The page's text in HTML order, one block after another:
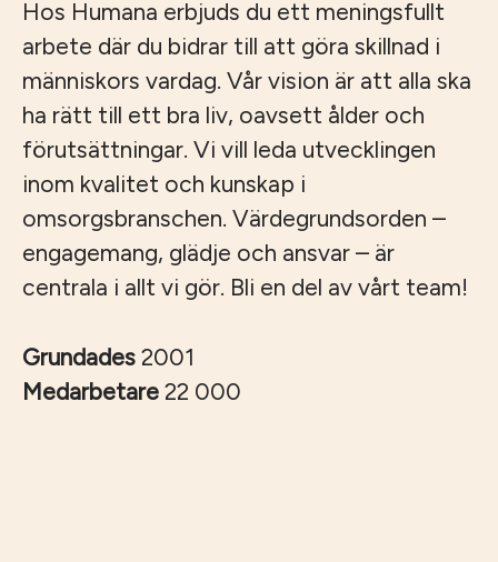
Hos Humana erbjuds du ett meningsfullt
arbete där du bidrar till att göra skillnad i
människors vardag. Vår vision är att alla ska
ha rätt till ett bra liv, oavsett ålder och
förutsättningar. Vi vill leda utvecklingen
inom kvalitet och kunskap i
omsorgsbranschen. Värdegrundsorden –
engagemang, glädje och ansvar – är
centrala i allt vi gör. Bli en del av vårt team!
Grundades 2001
Medarbetare 22 000